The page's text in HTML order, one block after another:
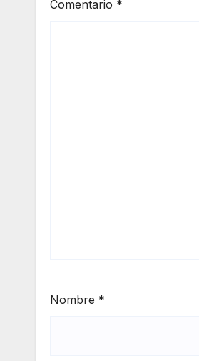
Comentario *
Nombre *